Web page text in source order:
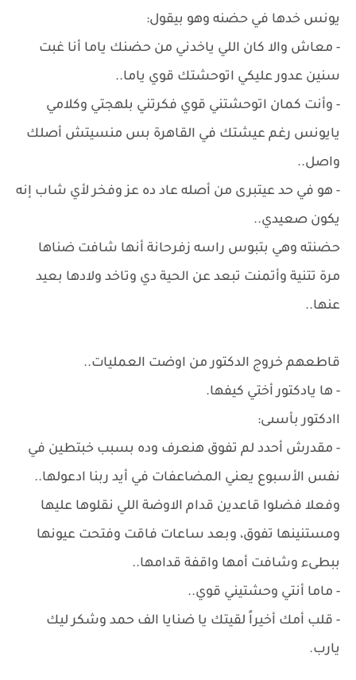
يونس خدها في حضنه وهو بيقول:
- معاش والا كان اللي ياخدني من حضنك ياما أنا غبت
سنين عدور عليكي اتوحشتك قوي ياما..
- وأنت كمان اتوحشتني قوي فكرتني بلهجتي وكلامي
يايونس رغم عيشتك في القاهرة بس منسيتش أصلك
واصل..
- هو في حد عيتبرى من أصله عاد ده عز وفخر لأي شاب إنه
يكون صعيدي..
حضنته وهي بتبوس راسه زفرحانة أنها شافت ضناها
مرة تتنية وأتمنت تبعد عن الحية دي وتاخد ولادها بعيد
عنها..
قاطعهم خروج الدكتور من اوضت العمليات..
- ها يادكتور أختي كيفها.
اادكتور بأسىى:
- مقدرش أحدد لم تفوق هنعرف وده بسبب خبتطين في
نفس الأسبوع يعني المضاعفات في أيد ربنا ادعولها..
وفعلا فضلوا قاعدين قدام الاوضة اللي نقلوها عليها
ومستنينها تفوق، وبعد ساعات فاقت وفتحت عيونها
ببطىء وشافت أمها واقفة قدامها..
- ماما أنتي وحشتيني قوي..
- قلب أمك أخيراً لقيتك يا ضنايا الف حمد وشكر ليك
يارب.